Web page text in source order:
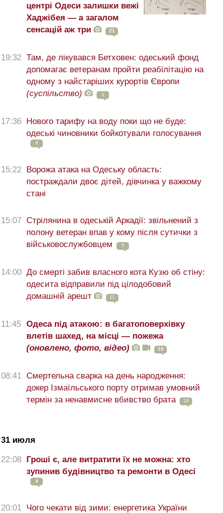
центрі Одеси залишки вежі
Хаджібея — а загалом
сенсацій аж три
21
19:32 Там, де лікувався Бетховен: одеський фонд
допомагає ветеранам пройти реабілітацію на
одному з найстаріших курортів Європи
(суспільство)
1
17:36 Нового тарифу на воду поки що не буде:
одеські чиновники бойкотували голосування
8
15:22 Ворожа атака на Одеську область:
постраждали двоє дітей, дівчинка у важкому
стані
15:07 Стрілянина в одеській Аркадії: звільнений з
полону ветеран впав у кому після сутички з
військовослужбовцем
5
14:00 До смерті забив власного кота Кузю об стіну:
одесита відправили під цілодобовий
домашній арешт
11
11:45 Одеса під атакою: в багатоповерхівку
влетів шахед, на місці — пожежа
(оновлено, фото, відео)
15
08:41 Смертельна сварка на день народження:
докер Ізмаїльського порту отримав умовний
термін за ненавмисне вбивство брата
18
31 июля
22:08 Гроші є, але витратити їх не можна: хто
зупинив будівництво та ремонти в Одесі
4
20:01
Чого чекати від зими: енергетика України